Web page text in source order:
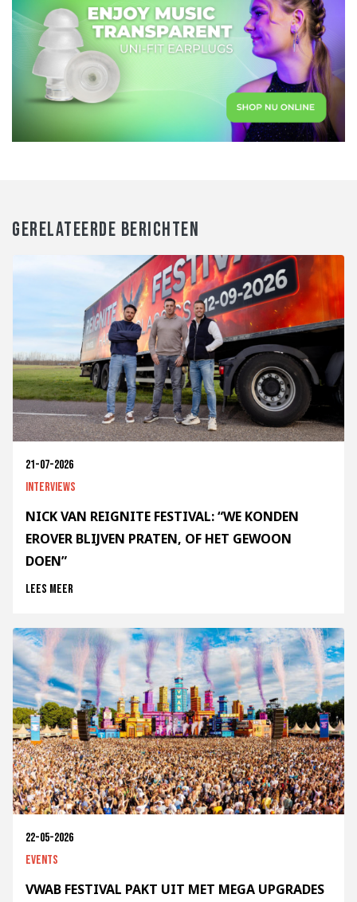
GERELATEERDE BERICHTEN
21-07-2026
Interviews
NICK VAN REIGNITE FESTIVAL: “WE KONDEN
EROVER BLIJVEN PRATEN, OF HET GEWOON
DOEN”
Lees meer
22-05-2026
Events
VWAB FESTIVAL PAKT UIT MET MEGA UPGRADES